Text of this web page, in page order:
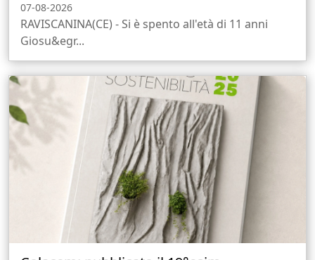
07-08-2026
RAVISCANINA(CE) - Si è spento all'età di 11 anni
Giosu&egr...